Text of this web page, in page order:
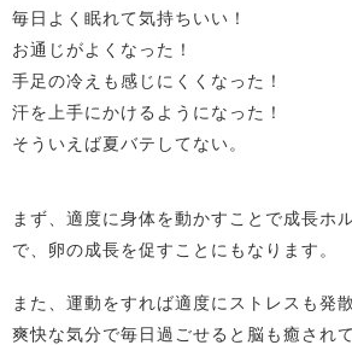
毎日よく眠れて気持ちいい！
お通じがよくなった！
手足の冷えも感じにくくなった！
汗を上手にかけるようになった！
そういえば夏バテしてない。
まず、適度に身体を動かすことで成長ホ
で、卵の成長を促すことにもなります。
また、運動をすれば適度にストレスも発散
爽快な気分で毎日過ごせると脳も癒され